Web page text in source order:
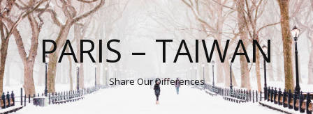
PARIS – TAIWAN
Share Our Differences